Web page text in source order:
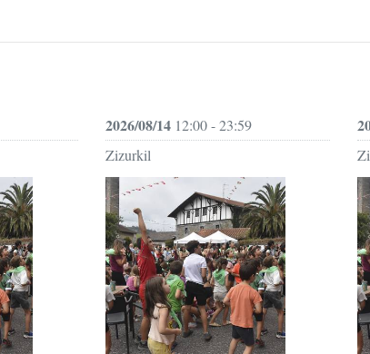
2026/08/1412:00 - 23:59
Zizurkil